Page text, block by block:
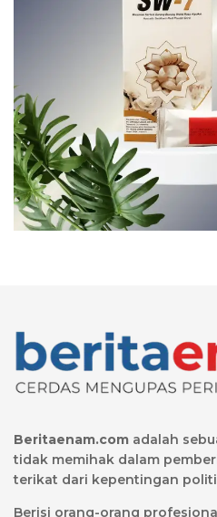
Beritaenam.com adalah
tidak memihak dalam
terikat dari kepentingan
Berisi orang-orang